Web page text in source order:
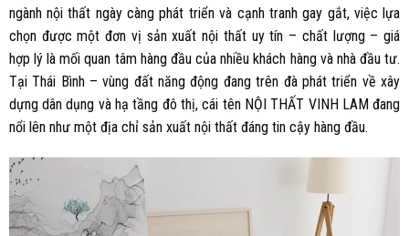
ngành nội thất ngày càng phát triển và cạnh tranh gay gắt, việc lựa
chọn được một đơn vị sản xuất nội thất uy tín – chất lượng – giá
hợp lý là mối quan tâm hàng đầu của nhiều khách hàng và nhà đầu tư.
Tại Thái Bình – vùng đất năng động đang trên đà phát triển về xây
dựng dân dụng và hạ tầng đô thị, cái tên NỘI THẤT VINH LAM đang
nổi lên như một địa chỉ sản xuất nội thất đáng tin cậy hàng đầu.